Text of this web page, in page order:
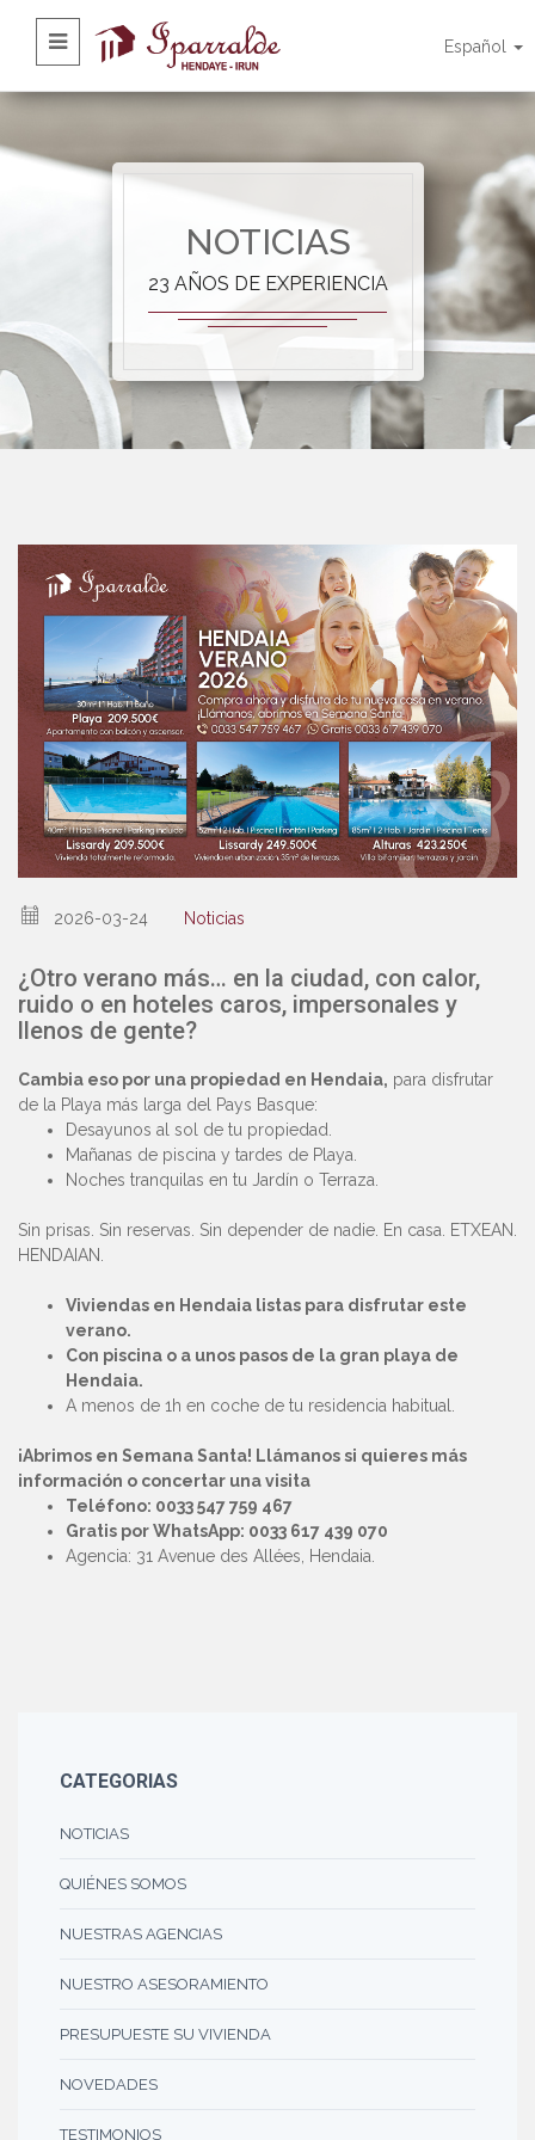
Español
NOTICIAS
23 AÑOS DE EXPERIENCIA
2026-03-24 Noticias
¿Otro verano más… en la ciudad, con calor,
ruido o en hoteles caros, impersonales y
llenos de gente?
Cambia eso por una propiedad en Hendaia, para disfrutar
de la Playa más larga del Pays Basque:
Desayunos al sol de tu propiedad.
Mañanas de piscina y tardes de Playa.
Noches tranquilas en tu Jardín o Terraza.
Sin prisas. Sin reservas. Sin depender de nadie. En casa. ETXEAN.
HENDAIAN.
Viviendas en Hendaia listas para disfrutar este
verano.
Con piscina o a unos pasos de la gran playa de
Hendaia.
A menos de 1h en coche de tu residencia habitual.
¡Abrimos en Semana Santa! Llámanos si quieres más
información o concertar una visita
Teléfono: 0033 547 759 467
Gratis por WhatsApp: 0033 617 439 070
Agencia: 31 Avenue des Allées, Hendaia.
CATEGORIAS
NOTICIAS
QUIÉNES SOMOS
NUESTRAS AGENCIAS
NUESTRO ASESORAMIENTO
PRESUPUESTE SU VIVIENDA
NOVEDADES
TESTIMONIOS